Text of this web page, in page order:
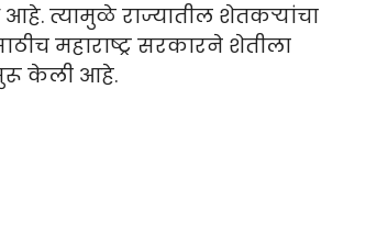
आहे. त्यामुळे राज्यातील शेतकऱ्यांचा
महाराष्ट्र सरकारने शेतीला
सुरू केली आहे.